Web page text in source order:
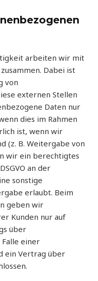
arbeiten wir mit
Dabei ist
von
externen Stellen
Daten nur
dies im Rahmen
ist, wenn wir
(z. B. Weitergabe von
wir ein berechtigtes
an der
sonstige
erlaubt. Beim
geben wir
Kunden nur auf
über
einer
ein Vertrag über